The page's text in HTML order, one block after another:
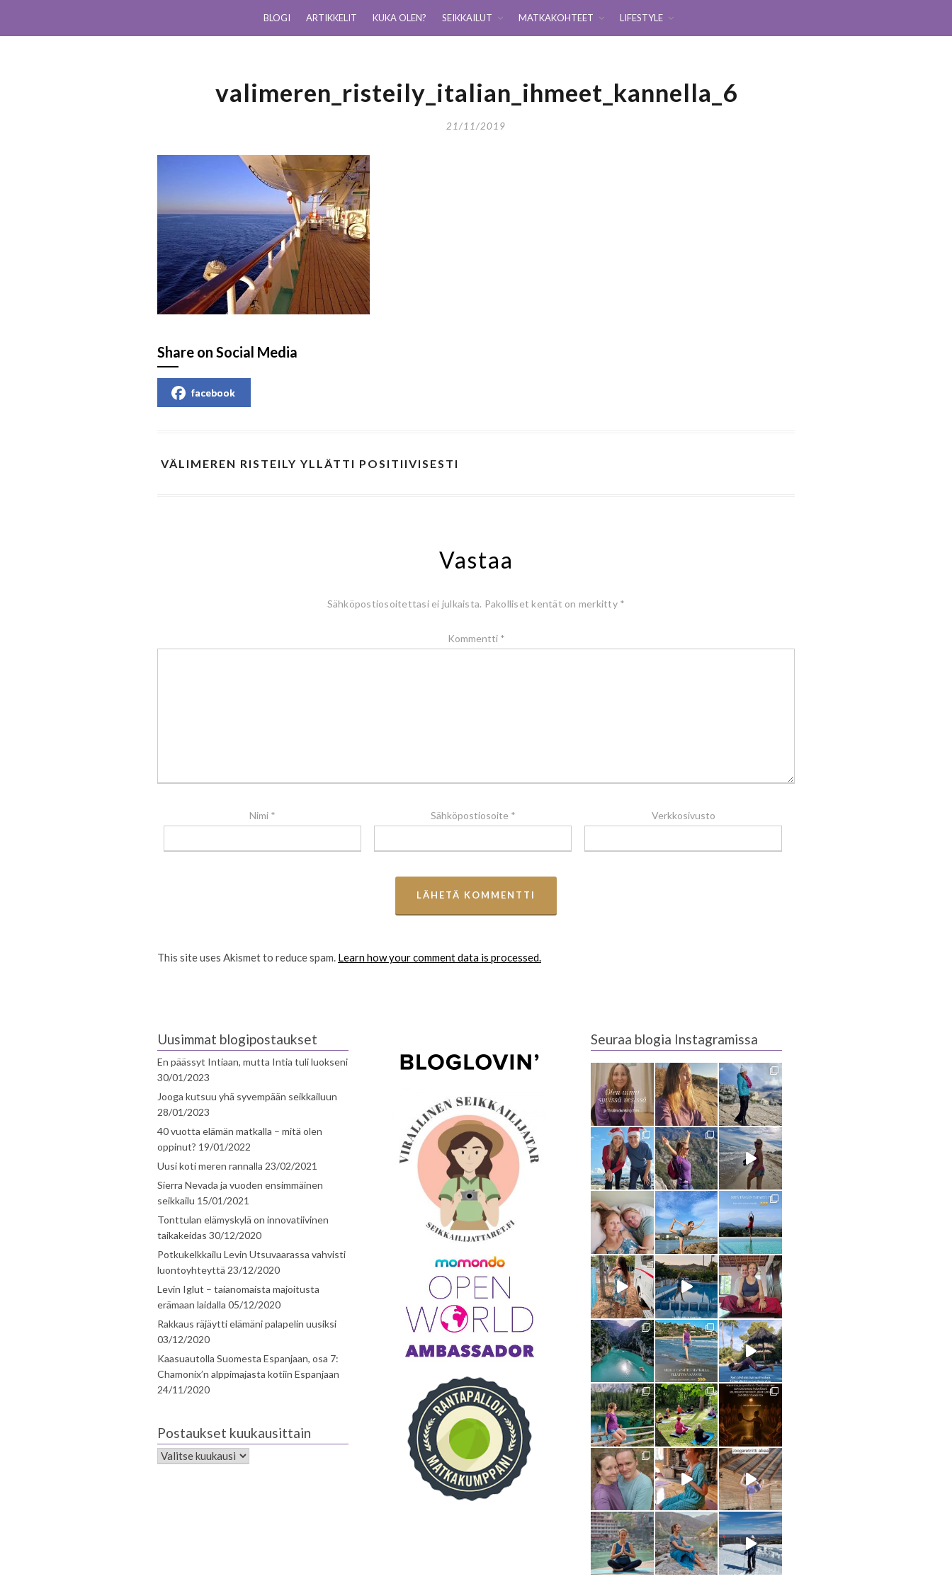
BLOGI ARTIKKELIT KUKA OLEN? SEIKKAILUT MATKAKOHTEET LIFESTYLE
valimeren_risteily_italian_ihmeet_kannella_6
21/11/2019
Share on Social Media
facebook
VÄLIMEREN RISTEILY YLLÄTTI POSITIIVISESTI
Vastaa
Sähköpostiosoitettasi ei julkaista. Pakolliset kentät on merkitty *
Kommentti *
Nimi * Sähköpostiosoite * Verkkosivusto
This site uses Akismet to reduce spam. Learn how your comment data is processed.
Uusimmat blogipostaukset
En päässyt Intiaan, mutta Intia tuli luokseni
30/01/2023
Jooga kutsuu yhä syvempään seikkailuun
28/01/2023
40 vuotta elämän matkalla – mitä olen
oppinut? 19/01/2022
Uusi koti meren rannalla 23/02/2021
Sierra Nevada ja vuoden ensimmäinen
seikkailu 15/01/2021
Tonttulan elämyskylä on innovatiivinen
taikakeidas 30/12/2020
Potkukelkkailu Levin Utsuvaarassa vahvisti
luontoyhteyttä 23/12/2020
Levin Iglut – taianomaista majoitusta
erämaan laidalla 05/12/2020
Rakkaus räjäytti elämäni palapelin uusiksi
03/12/2020
Kaasuautolla Suomesta Espanjaan, osa 7:
Chamonix’n alppimajasta kotiin Espanjaan
24/11/2020
Postaukset kuukausittain
Seuraa blogia Instagramissa